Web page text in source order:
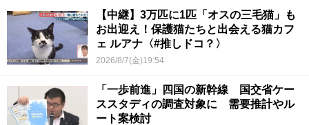
【中継】3万匹に1匹「オスの三毛猫」も
お出迎え！保護猫たちと出会える猫カフ
ェ ルアナ〈#推しドコ？〉
2026/8/7(金)19:54
「一歩前進」四国の新幹線 国交省ケー
ススタディの調査対象に 需要推計やル
ート案検討